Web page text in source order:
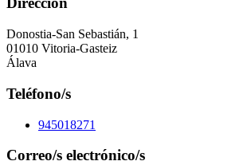
Donostia-San Sebastián, 1
01010 Vitoria-Gasteiz
Álava
Teléfono/s
945018271
Correo/s electrónico/s